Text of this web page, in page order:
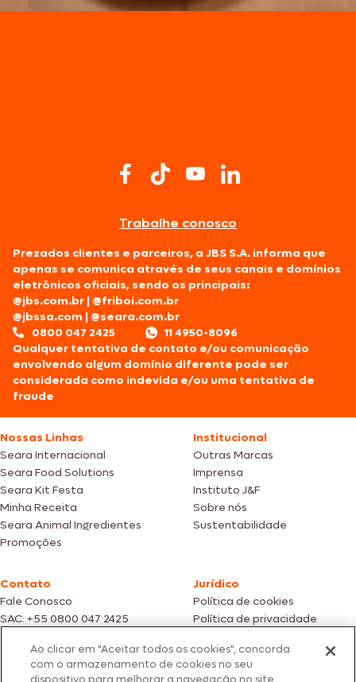
Trabalhe conosco
Prezados clientes e parceiros, a JBS S.A. informa que
apenas se comunica através de seus canais e domínios
eletrônicos oficiais, sendo os principais:
@jbs.com.br |@friboi.com.br
@jbssa.com |@seara.com.br
0800 047 2425
11 4950-8096
Qualquer tentativa de contato e/ou comunicação
envolvendo algum domínio diferente pode ser
considerada como indevida e/ou uma tentativa de
fraude
Nossas Linhas
Seara Internacional
Seara Food Solutions
Seara Kit Festa
Minha Receita
Seara Animal Ingredientes
Promoções
Institucional
Outras Marcas
Imprensa
Instituto J&F
Sobre nós
Sustentabilidade
Contato
Fale Conosco
SAC: +55 0800 047 2425
Jurídico
Política de cookies
Política de privacidade
Fotos meramente ilustrativas | Ofertas válidas enquanto durarem os
estoques dos nossos parceiros | Vendas sujeitas a análise e confirmação
Ao clicar em "Aceitar todos os cookies", concorda
com o armazenamento de cookies no seu
dispositivo para melhorar a navegação no site,